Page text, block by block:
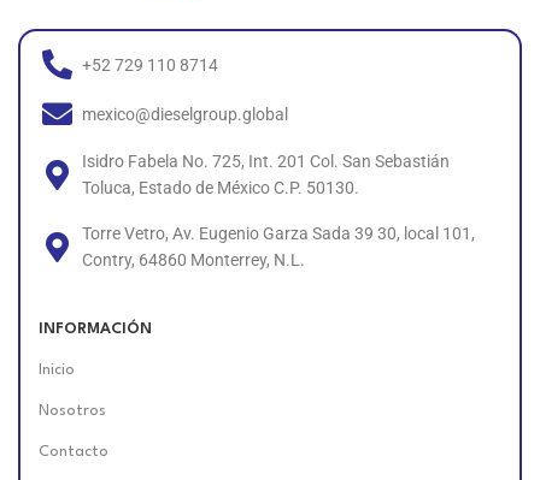
+52 729 110 8714
mexico@dieselgroup.global
Isidro Fabela No. 725, Int. 201 Col. San Sebastián
Toluca, Estado de México C.P. 50130.
Torre Vetro, Av. Eugenio Garza Sada 39 30, local 101,
Contry, 64860 Monterrey, N.L.
INFORMACIÓN
Inicio
Nosotros
Contacto